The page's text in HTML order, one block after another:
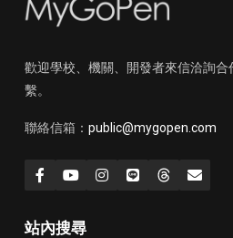
歡迎學校、機關、開發者來信洽詢
繫。
聯絡信箱： public@mygopen.com
站內搜尋